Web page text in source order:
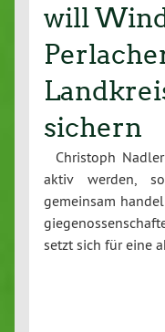
will
sichern
Christoph
aktiv werden,
gemeinsam
setzt sich für eine